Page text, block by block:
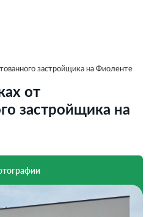
застройщика на Фиоленте
от
застройщика на